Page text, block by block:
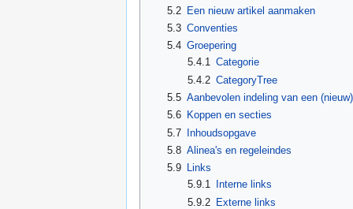
5.2 Een nieuw artikel aanmaken
5.3 Conventies
5.4 Groepering
5.4.1 Categorie
5.4.2 CategoryTree
5.5 Aanbevolen indeling van een
5.6
Koppen en secties
5.7 Inhoudsopgave
5.8 Alinea's en regeleindes
5.9
Links
5.9.1
Interne links
5.9.2 Externe links